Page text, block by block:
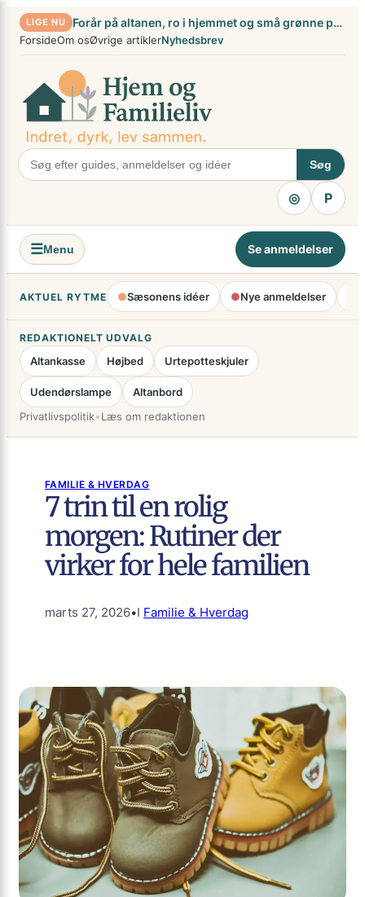
Spring
LIGE NU Forår på altanen, ro i hjemmet og små grønne projekter
ForsideOm osØvrige artiklerNyhedsbrev
Søg
◎ P
☰Menu Se anmeldelser
AKTUEL RYTME ●Sæsonens idéer ●Nye anmeldelser
REDAKTIONELT UDVALG
Altankasse Højbed Urtepotteskjuler
Udendørslampe
Altanbord
Privatlivspolitik•Læs om redaktionen
FAMILIE & HVERDAG
7 trin til en rolig
morgen: Rutiner der
virker for hele familien
marts 27, 2026•I Familie & Hverdag